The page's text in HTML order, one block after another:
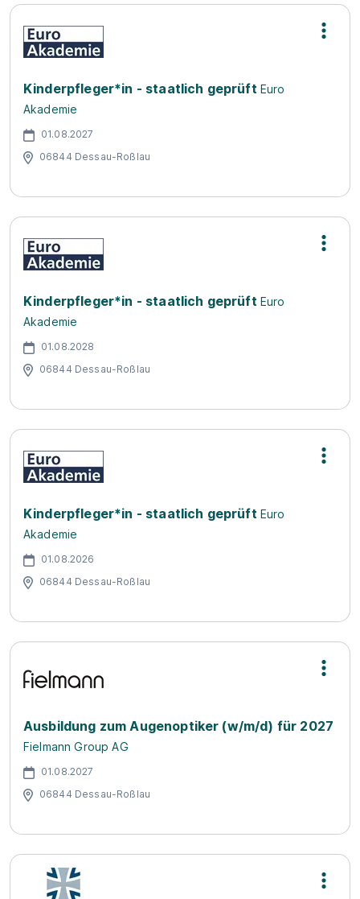
Kinderpfleger*in - staatlich geprüft Euro
Akademie
01.08.2027
06844 Dessau-Roßlau
Kinderpfleger*in - staatlich geprüft Euro
Akademie
01.08.2028
06844 Dessau-Roßlau
Kinderpfleger*in - staatlich geprüft Euro
Akademie
01.08.2026
06844 Dessau-Roßlau
Ausbildung zum Augenoptiker (w/m/d) für 2027
Fielmann Group AG
01.08.2027
06844 Dessau-Roßlau